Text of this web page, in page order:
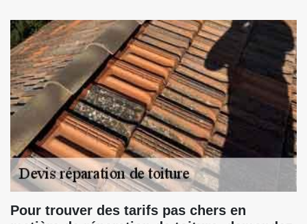
Pour trouver des tarifs pas chers en